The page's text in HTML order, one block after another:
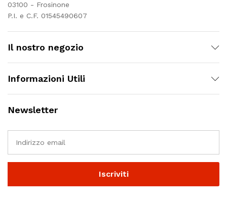
03100 - Frosinone
P.I. e C.F. 01545490607
Il nostro negozio
Informazioni Utili
Newsletter